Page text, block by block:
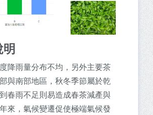
降雨量分布不均，另外主要茶
與南部地區，秋冬季節屬於乾
春雨不足則易造成春茶減產與
來，氣候變遷促使極端氣候發